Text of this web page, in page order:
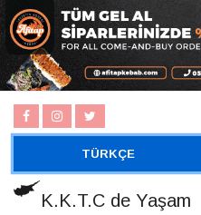
TÜRKÇE
K.K.T.C de Yaşam